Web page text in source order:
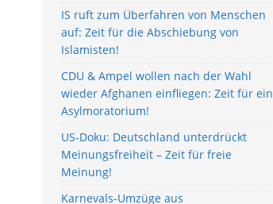
IS ruft zum Überfahren von Menschen
auf: Zeit für die Abschiebung von
Islamisten!
CDU & Ampel wollen nach der Wahl
wieder Afghanen einfliegen: Zeit für ein
Asylmoratorium!
US-Doku: Deutschland unterdrückt
Meinungsfreiheit – Zeit für freie
Meinung!
Karnevals-Umzüge aus